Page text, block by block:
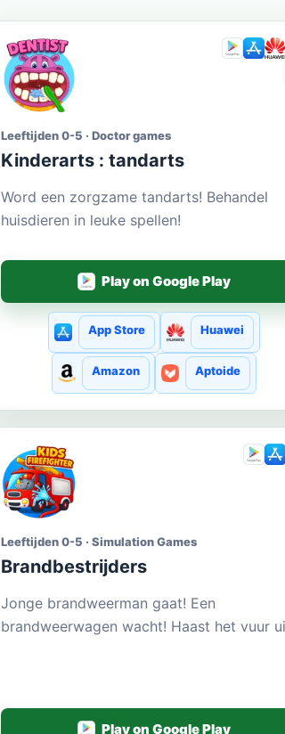
Leeftijden 0-5 · Doctor games
Kinderarts : tandarts
Word een zorgzame tandarts! Behandel
huisdieren in leuke spellen!
Play on Google Play
App Store Huawei
Amazon Aptoide
Leeftijden 0-5 · Simulation Games
Brandbestrijders
Jonge brandweerman gaat! Een
brandweerwagen wacht! Haast het vuur
Play on Google Play